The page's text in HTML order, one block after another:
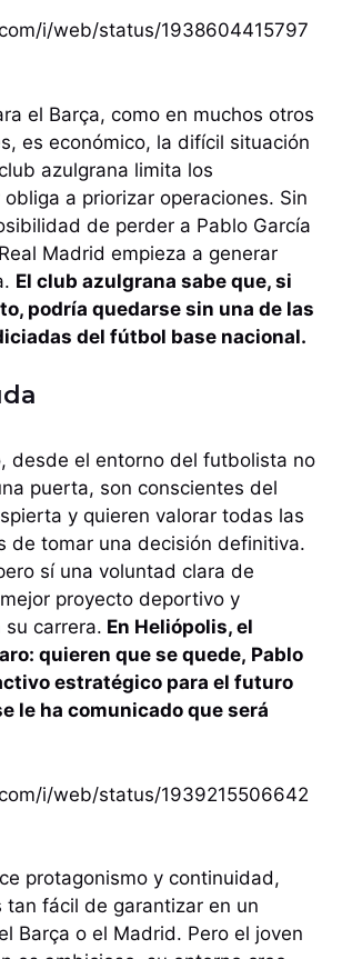
i/web/status/1938604415797
el Barça, como en muchos otros
es económico, la difícil situación
azulgrana limita los
a priorizar operaciones. Sin
de perder a Pablo García
Madrid empieza a generar
El club azulgrana sabe que, si
podría quedarse sin una de las
del fútbol base nacional.
desde el entorno del futbolista no
puerta, son conscientes del
y quieren valorar todas las
de tomar una decisión definitiva.
sí una voluntad clara de
proyecto deportivo y
carrera. En Heliópolis, el
quieren que se quede, Pablo
estratégico para el futuro
le ha comunicado que será
i/web/status/1939215506642
protagonismo y continuidad,
tan fácil de garantizar en un
Barça o el Madrid. Pero el joven